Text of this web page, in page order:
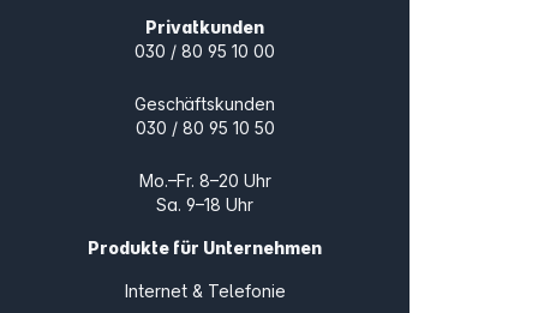
Privatkunden
030 / 80 95 10 00
Geschäftskunden
030 / 80 95 10 50
Mo.–Fr. 8–20 Uhr
Sa. 9–18 Uhr
Produkte für Unternehmen
Internet & Telefonie